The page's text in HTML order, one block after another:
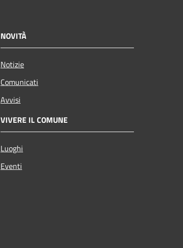
NOVITÀ
Notizie
Comunicati
Avvisi
VIVERE IL COMUNE
Luoghi
Eventi